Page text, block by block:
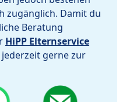
zugänglich. Damit du
Beratung
HiPP Elternservice
gerne zur